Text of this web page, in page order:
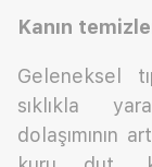
Kanın
Geleneksel
sıklıkla
dolaşımının